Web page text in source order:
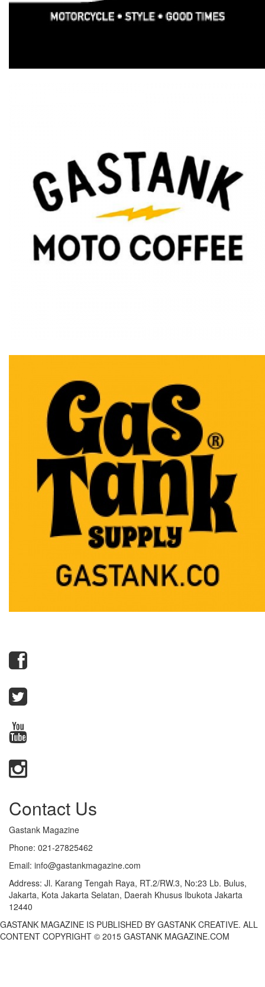
Contact Us
Gastank Magazine
Phone: 021-27825462
Email: info@gastankmagazine.com
Address: Jl. Karang Tengah Raya, RT.2/RW.3, No:23 Lb. Bulus,
Jakarta, Kota Jakarta Selatan, Daerah Khusus Ibukota Jakarta
12440
GASTANK MAGAZINE IS PUBLISHED BY GASTANK CREATIVE. ALL
CONTENT COPYRIGHT © 2015 GASTANK MAGAZINE.COM